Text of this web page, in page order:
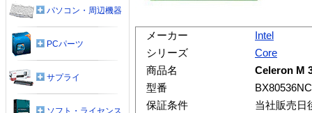
メーカー
Intel
シリーズ
Core
商品名
Celeron M
型番
保証条件
当社販売日
パソコン・周辺機器
PCパーツ
サプライ
ソフト・ライセンス